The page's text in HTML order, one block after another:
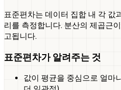
표준편차는 데이터 집합 내 각 값
리를 측정합니다. 분산의 제곱근
고됩니다.
표준편차가 알려주는 것
값이 평균을 중심으로 얼마